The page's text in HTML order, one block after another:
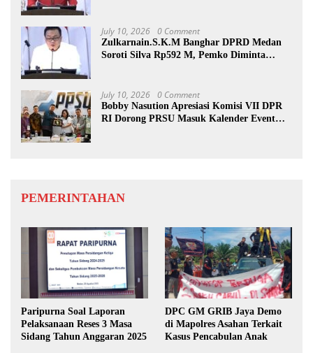
July 10, 2026 0 Comment
Zulkarnain.S.K.M Banghar DPRD Medan
Soroti Silva Rp592 M, Pemko Diminta
July 10, 2026 0 Comment
Bobby Nasution Apresiasi Komisi VII DPR
RI Dorong PRSU Masuk Kalender Event
PEMERINTAHAN
Paripurna Soal Laporan
Pelaksanaan Reses 3 Masa
Sidang Tahun Anggaran 2025
DPC GM GRIB Jaya Demo
di Mapolres Asahan Terkait
Kasus Pencabulan Anak